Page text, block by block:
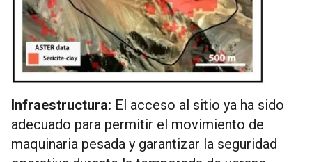
Infraestructura: El acceso al sitio ya ha sido
adecuado para permitir el movimiento de
maquinaria pesada y garantizar la seguridad